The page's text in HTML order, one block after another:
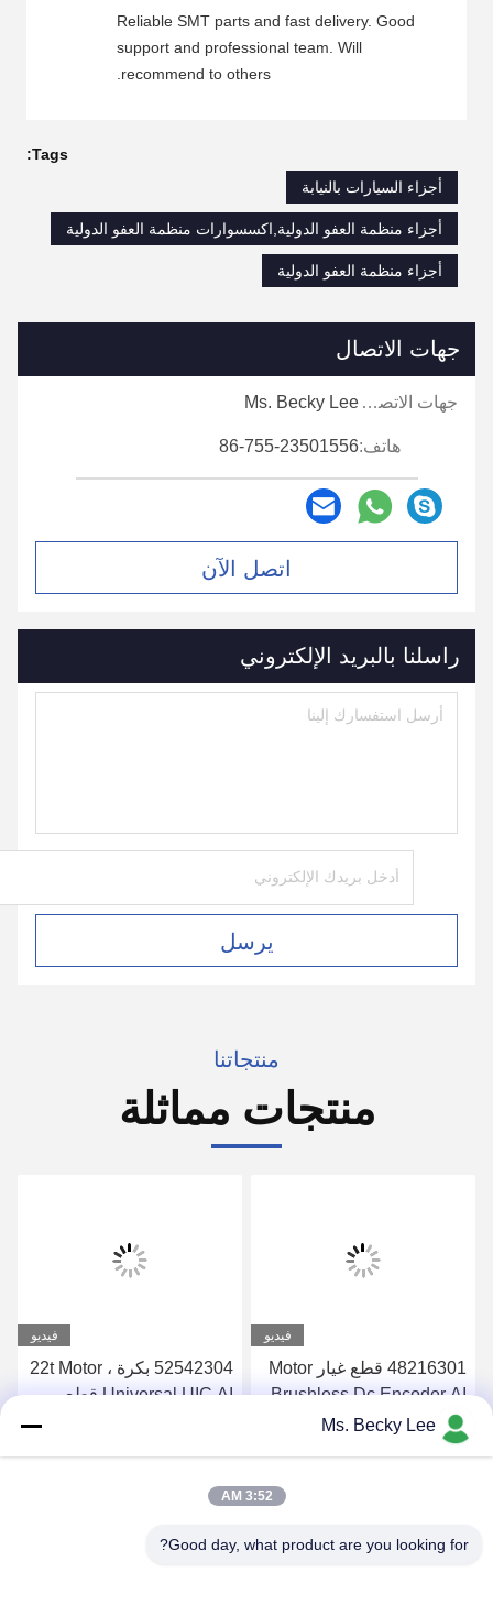
Reliable SMT parts and fast delivery. Good
support and professional team. Will
recommend to others.
Tags:
أجزاء السيارات بالنيابة
أجزاء منظمة العفو الدولية,اكسسوارات منظمة العفو الدولية
أجزاء منظمة العفو الدولية
جهات الاتصال
جهات الاتصال: Ms. Becky Lee
هاتف:86-755-23501556
اتصل الآن
راسلنا بالبريد الإلكتروني
يرسل
منتجاتنا
منتجات مماثلة
فيديو
48216301 قطع غيار Motor
Brushless Dc Encoder AI
فيديو
52542304 بكرة ، 22t Motor
Universal UIC AI قطع
Ms. Becky Lee
3:52 AM
Good day, what product are you looking for?